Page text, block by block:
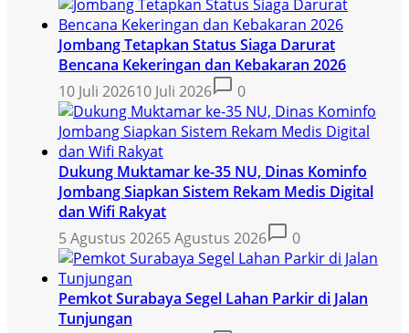
Jombang Tetapkan Status Siaga Darurat
Bencana Kekeringan dan Kebakaran 2026
10 Juli 202610 Juli 2026 0
Dukung Muktamar ke-35 NU, Dinas Kominfo
Jombang Siapkan Sistem Rekam Medis Digital
dan Wifi Rakyat
5 Agustus 20265 Agustus 2026 0
Pemkot Surabaya Segel Lahan Parkir di Jalan
Tunjungan